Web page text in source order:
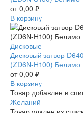
(ZD6N-
S150)
Белимо
от0,00 ₽
В корзину
Дисковый
затвор
D640N
(ZD6N-
H100)
Белимо
Дисковые
Дисковый затвор
(ZD6N-H100) Белимо
от0,00 ₽
В корзину
Товар добавлен в
Желаний
Товар удален из